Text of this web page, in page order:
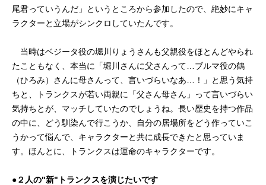
尾君っていうんだ」というところから参加したので、絶妙にキャ
ラクターと立場がシンクロしていたんです。
当時はベジータ役の堀川りょうさんも父親役をほとんどやられ
たこともなく、本当に「堀川さんに父さんって…ブルマ役の鶴
（ひろみ）さんに母さんって、言いづらいなあ…！」と思う気持
ちと、トランクスが若い両親に「父さん母さん」って言いづらい
気持ちとが、マッチしていたのでしょうね。長い歴史を持つ作品
の中に、どう馴染んで行こうか、自分の居場所をどう作っていこ
うかって悩んで、キャラクターと共に成長できたと思っていま
す。ほんとに、トランクスは運命のキャラクターです。
●２人の"新"トランクスを演じたいです